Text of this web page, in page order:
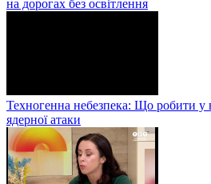
на дорогах без освітлення
Техногенна небезпека: Що робити у
ядерної атаки